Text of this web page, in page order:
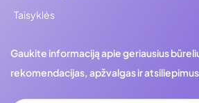
Taisyklės
Gaukite informaciją apie geriausius
rekomendacijas, apžvalgas ir atsiliepimus